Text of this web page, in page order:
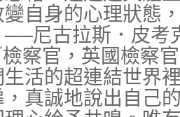
自身的心理狀態
──尼古拉斯．皮考
察官，英國檢察
的超連結世界裡
真誠地說出自己